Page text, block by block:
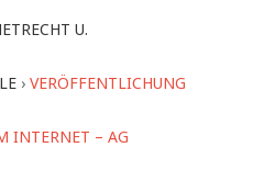
U.
› VERÖFFENTLICHUNG
INTERNET – AG